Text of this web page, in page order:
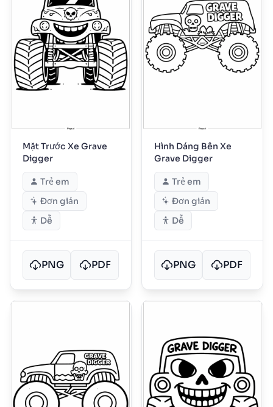
Mặt Trước Xe Grave
Digger
Trẻ em
Đơn giản
Dễ
PNG PDF
Hình Dáng Bên Xe
Grave Digger
Trẻ em
Đơn giản
Dễ
PNG PDF